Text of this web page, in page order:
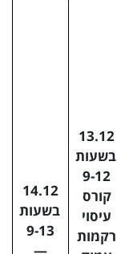
13.12
בשעות
9-12
קורס
עיסוי
רקמות
14.12
בשעות
9-13